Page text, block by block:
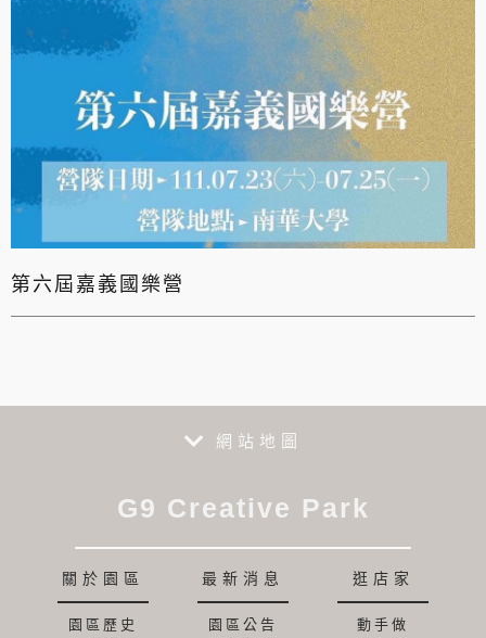
第六屆嘉義國樂營
網站地圖
G9 Creative Park
關於園區
園區歷史
最新消息
園區公告
逛店家
動手做